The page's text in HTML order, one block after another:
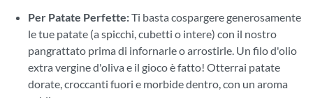
Per Patate Perfette:Ti basta cospargere generosamente
le tue patate (a spicchi, cubetti o intere) con il nostro
pangrattato prima di infornarle o arrostirle. Un filo d'olio
extra vergine d'oliva e il gioco è fatto! Otterrai patate
dorate, croccanti fuori e morbide dentro, con un aroma